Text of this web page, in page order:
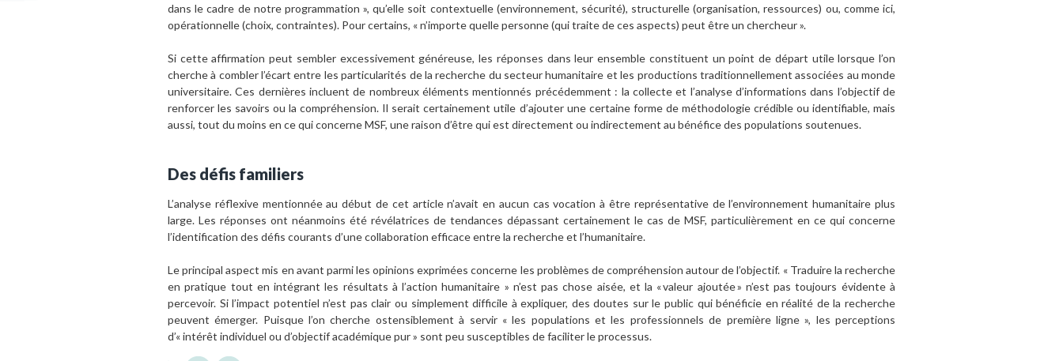
dans le cadre de notre programmation », qu’elle soit contextuelle (environnement, sécurité), structurelle (organisation, ressources) ou, comme ici,
opérationnelle (choix, contraintes). Pour certains, « n’importe quelle personne (qui traite de ces aspects) peut être un chercheur ».
Si cette affirmation peut sembler excessivement généreuse, les réponses dans leur ensemble constituent un point de départ utile lorsque l’on
cherche à combler l’écart entre les particularités de la recherche du secteur humanitaire et les productions traditionnellement associées au monde
universitaire. Ces dernières incluent de nombreux éléments mentionnés précédemment : la collecte et l’analyse d’informations dans l’objectif de
renforcer les savoirs ou la compréhension. Il serait certainement utile d’ajouter une certaine forme de méthodologie crédible ou identifiable, mais
aussi, tout du moins en ce qui concerne MSF, une raison d’être qui est directement ou indirectement au bénéfice des populations soutenues.
Des défis familiers
L’analyse réflexive mentionnée au début de cet article n’avait en aucun cas vocation à être représentative de l’environnement humanitaire plus
large. Les réponses ont néanmoins été révélatrices de tendances dépassant certainement le cas de MSF, particulièrement en ce qui concerne
l’identification des défis courants d’une collaboration efficace entre la recherche et l’humanitaire.
Le principal aspect mis en avant parmi les opinions exprimées concerne les problèmes de compréhension autour de l’objectif. « Traduire la recherche
en pratique tout en intégrant les résultats à l’action humanitaire » n’est pas chose aisée, et la « valeur ajoutée » n’est pas toujours évidente à
percevoir. Si l’impact potentiel n’est pas clair ou simplement difficile à expliquer, des doutes sur le public qui bénéficie en réalité de la recherche
peuvent émerger. Puisque l’on cherche ostensiblement à servir « les populations et les professionnels de première ligne », les perceptions
d’« intérêt individuel ou d’objectif académique pur » sont peu susceptibles de faciliter le processus.